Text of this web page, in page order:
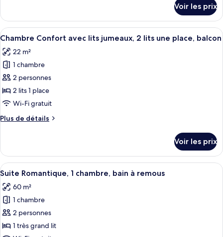
chambre,
bain
à
remous
le
type
de
Suite
Luxe,
chambre,
bain
remous
Voir les prix
Afficher
toutes
les
photos
pour
ce
type
chambre :
avec
lits
jumeaux,
2
lits
une
place,
Une chambre d’hôtel avec deux lits,
4
Chambre Confort avec lits jumeaux, 2 lits une place, balcon
22 m²
1 chambre
2 personnes
2 lits 1 place
Wi-Fi gratuit
Plus de détails
Plus
le
type
de
Chambre
Confort
lits
jumeaux,
Voir les prix
Afficher
toutes
les
photos
pour
ce
Une salle de bain moderne avec
5
Suite Romantique, 1 chambre, bain à remous
60 m²
1 chambre
2 personnes
1 très grand lit